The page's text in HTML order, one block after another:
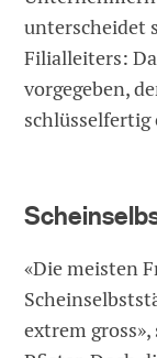
unterscheidet
Filialleiters:
vorgegeben,
schlüsselfertig
«Die meisten
extrem